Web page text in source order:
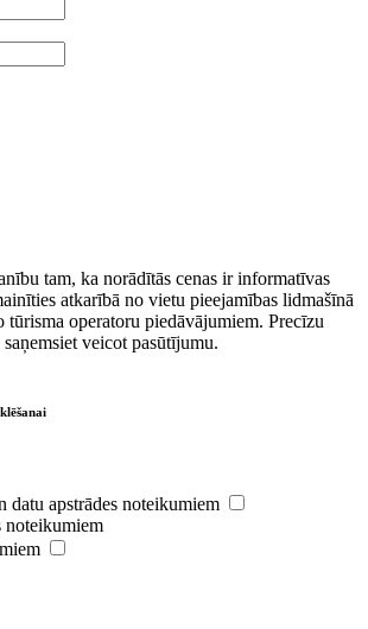
tam, ka norādītās cenas ir ​informatīvas
atkarībā ​no ​vietu pieejamības lidmašīnā
tūrisma operatoru piedāvājumiem. Precīzu
veicot pasūtījumu.
datu apstrādes noteikumiem
noteikumiem